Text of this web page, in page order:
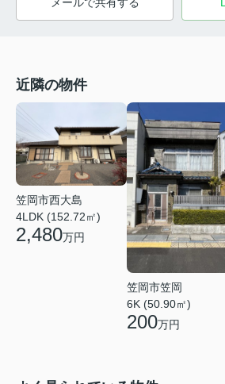
近隣の物件
笠岡市西大島
4LDK (152.72㎡)
2,480万円
笠岡市笠岡
6K (50.90㎡)
200万円